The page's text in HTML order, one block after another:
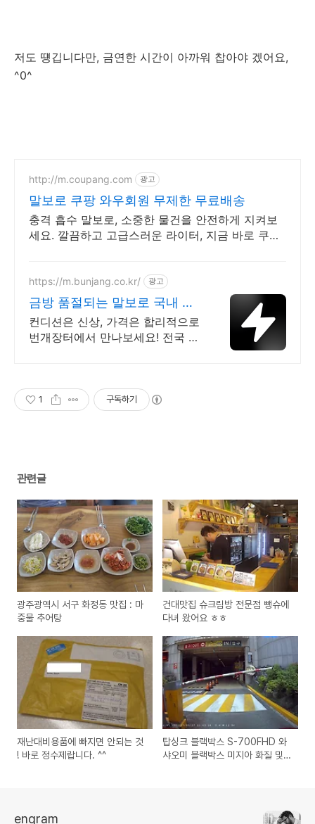
저도 떙깁니다만, 금연한 시간이 아까워 찹아야 겠어요,
^0^
http://m.coupang.com 광고
말보로 쿠팡 와우회원 무제한 무료배송
충격 흡수 말보로, 소중한 물건을 안전하게 지켜보
세요. 깔끔하고 고급스러운 라이터, 지금 바로 쿠팡
https://m.bunjang.co.kr/ 광고
금방 품절되는 말보로 국내 최
대 브랜드 중고거래
컨디션은 신상, 가격은 합리적으로
번개장터에서 만나보세요! 전국 각
1 구독하기
관련글
광주광역시 서구 화정동 맛집 : 마
중물 추어탕
건대맛집 슈크림방 전문점 뺑슈에
다녀 왔어요 ㅎㅎ
재난대비용품에 빠지면 안되는 것
! 바로 정수제랍니다. ^^
탑싱크 블랙박스 S-700FHD 와
샤오미 블랙박스 미지아 화질 및
engram